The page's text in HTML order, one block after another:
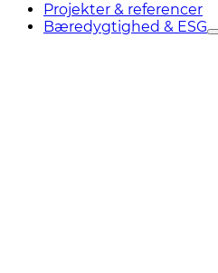
Projekter & referencer
Bæredygtighed & ESG